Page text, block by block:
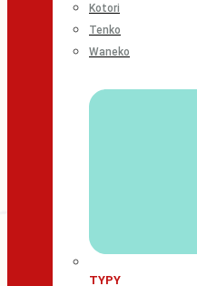
Kotori
Tenko
Waneko
TYPY